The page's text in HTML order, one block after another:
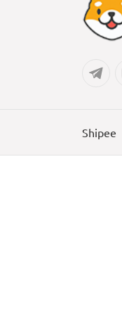
Shipee